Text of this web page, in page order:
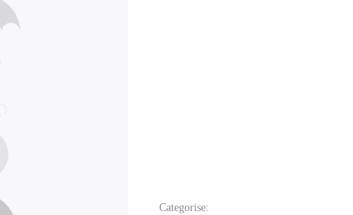
Categorise: